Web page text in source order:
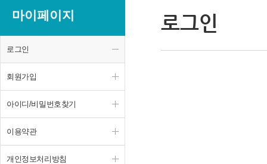
마이페이지
로그인
회원가입
아이디/비밀번호찾기
이용약관
개인정보처리방침
로그인